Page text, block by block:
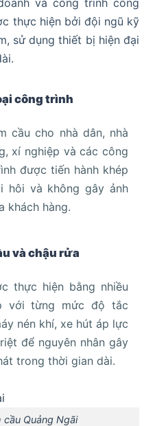
thực hiện bởi đội ngũ kỹ
sử dụng thiết bị hiện đại
công trình
cầu cho nhà dân, nhà
xí nghiệp và các công
được tiến hành khép
hôi và không gây ảnh
khách hàng.
và chậu rửa
thực hiện bằng nhiều
với từng mức độ tắc
nén khí, xe hút áp lực
để nguyên nhân gây
trong thời gian dài.
Quảng Ngãi